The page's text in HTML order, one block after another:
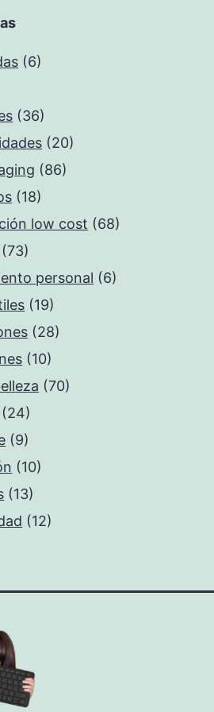
(6)
(36)
(20)
(86)
(18)
low cost (68)
(73)
personal (6)
(19)
(28)
(10)
(70)
(24)
(9)
(10)
(13)
(12)